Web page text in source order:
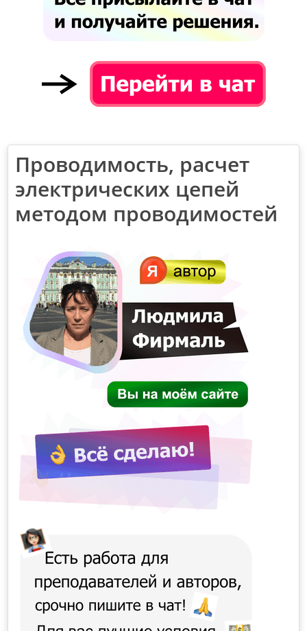
Проводимость, расчет
электрических цепей
методом проводимостей